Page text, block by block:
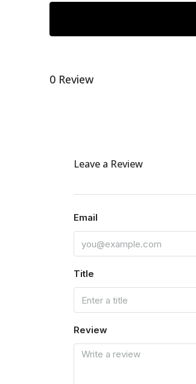
0 Review
Leave a Review
Email
Title
Review